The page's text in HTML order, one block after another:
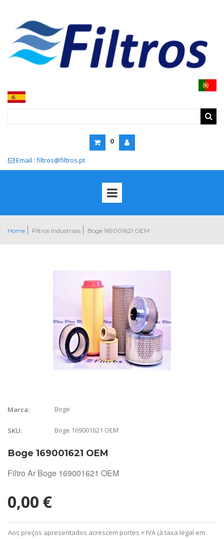
0
 Email : filtros@filtros.pt
Home Filtros Industriais Boge 169001621 OEM
Marca: Boge
SKU: Boge 169001621 OEM
Boge 169001621 OEM
Filtro Ar Boge 169001621 OEM
0,00 €
Aos preços apresentados acrescem portes + IVA (à taxa legal em